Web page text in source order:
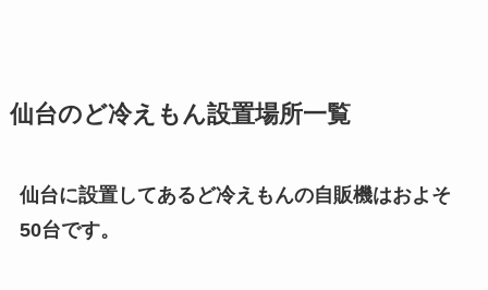
仙台のど冷えもん設置場所一覧
仙台に設置してあるど冷えもんの自販機はおよそ
50台です。